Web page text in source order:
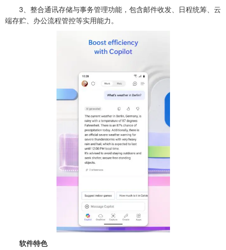
3、整合通讯存储与事务管理功能，包含邮件收发、日程统筹、云
端存贮、办公流程管控等实用能力。
软件特色